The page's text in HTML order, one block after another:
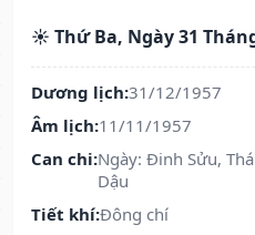
☀️ Thứ Ba, Ngày 31
Dương lịch:31/12/1957
Âm lịch:11/11/1957
Can chi:Ngày: Đinh Sửu,
Dậu
Tiết khí:Đông chí